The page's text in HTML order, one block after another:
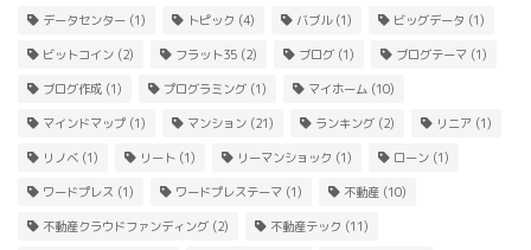
データセンター (1) トピック (4) バブル(1) ビッグデータ (1)
ビットコイン (2) フラット35 (2) ブログ (1) ブログテーマ (1)
ブログ作成 (1) プログラミング (1) マイホーム (10)
マインドマップ (1) マンション (21) ランキング (2) リニア (1)
リノベ (1) リート (1) リーマンショック (1) ローン (1)
ワードプレス (1) ワードプレステーマ (1) 不動産 (10)
不動産クラウドファンディング (2) 不動産テック (11)